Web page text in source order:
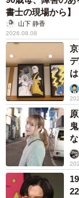
書士の現場から】
山下 静香
2026.08.08
は